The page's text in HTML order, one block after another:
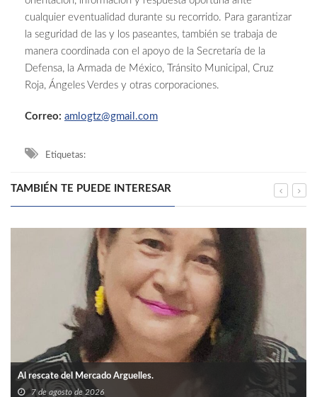
cualquier eventualidad durante su recorrido. Para garantizar
la seguridad de las y los paseantes, también se trabaja de
manera coordinada con el apoyo de la Secretaría de la
Defensa, la Armada de México, Tránsito Municipal, Cruz
Roja, Ángeles Verdes y otras corporaciones.
Correo: amlogtz@gmail.com
Etiquetas:
TAMBIÉN TE PUEDE INTERESAR
Al rescate del Mercado Arguelles.
7 de agosto de 2026